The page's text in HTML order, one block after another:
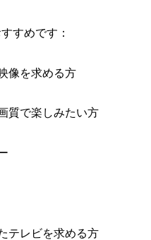
すめです：
像を求める方
質で楽しみたい方
テレビを求める方